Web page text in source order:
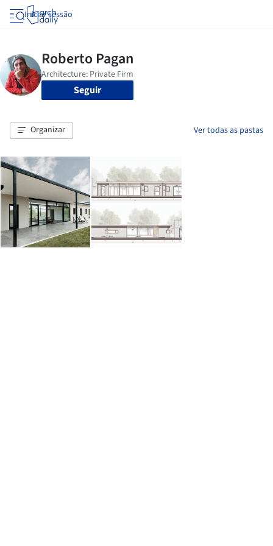
Iniciar sessão
Seguir
Organizar Ver todas as pastas